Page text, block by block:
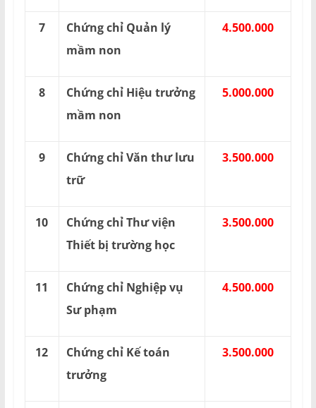
7
Chứng chỉ Quản lý
mầm non
4.500.000
8
Chứng chỉ Hiệu trưởng
mầm non
5.000.000
9
Chứng chỉ Văn thư lưu
trữ
3.500.000
10
Chứng chỉ Thư viện
Thiết bị trường học
3.500.000
11
Chứng chỉ Nghiệp vụ
Sư phạm
4.500.000
12
Chứng chỉ Kế toán
trưởng
3.500.000